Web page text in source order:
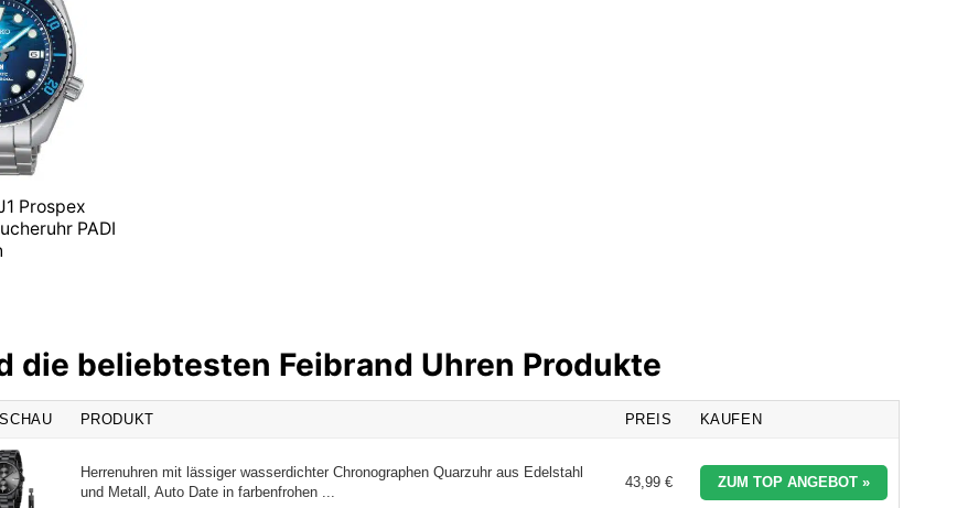
Prospex
PADI
die beliebtesten Feibrand Uhren Produkte
PRODUKT PREIS KAUFEN
Herrenuhren mit lässiger wasserdichter Chronographen Quarzuhr aus Edelstahl
und Metall, Auto Date in farbenfrohen ...
43,99 € ZUM TOP ANGEBOT »